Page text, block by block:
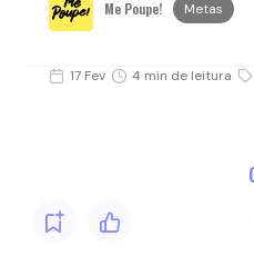
Me Poupe! Metas
17 Fev 4 min de leitura